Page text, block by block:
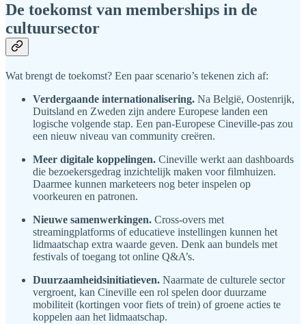
De toekomst van memberships in de
cultuursector
Wat brengt de toekomst? Een paar scenario’s tekenen zich af:
Verdergaande internationalisering. Na België, Oostenrijk,
Duitsland en Zweden zijn andere Europese landen een
logische volgende stap. Een pan-Europese Cineville-pas zou
een nieuw niveau van community creëren.
Meer digitale koppelingen. Cineville werkt aan dashboards
die bezoekersgedrag inzichtelijk maken voor filmhuizen.
Daarmee kunnen marketeers nog beter inspelen op
voorkeuren en patronen.
Nieuwe samenwerkingen. Cross-overs met
streamingplatforms of educatieve instellingen kunnen het
lidmaatschap extra waarde geven. Denk aan bundels met
festivals of toegang tot online Q&A’s.
Duurzaamheidsinitiatieven. Naarmate de culturele sector
vergroent, kan Cineville een rol spelen door duurzame
mobiliteit (kortingen voor fiets of trein) of groene acties te
koppelen aan het lidmaatschap.